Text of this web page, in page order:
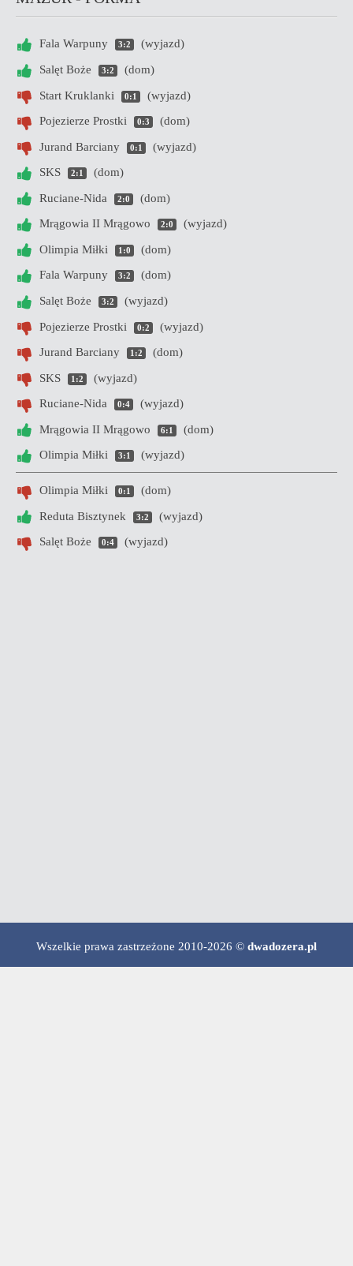
Fala Warpuny 3:2 (wyjazd)
Salęt Boże 3:2 (dom)
Start Kruklanki 0:1 (wyjazd)
Pojezierze Prostki 0:3 (dom)
Jurand Barciany 0:1 (wyjazd)
SKS 2:1 (dom)
Ruciane-Nida 2:0 (dom)
Mrągowia II Mrągowo 2:0 (wyjazd)
Olimpia Miłki 1:0 (dom)
Fala Warpuny 3:2 (dom)
Salęt Boże 3:2 (wyjazd)
Pojezierze Prostki 0:2 (wyjazd)
Jurand Barciany 1:2 (dom)
SKS 1:2 (wyjazd)
Ruciane-Nida 0:4 (wyjazd)
Mrągowia II Mrągowo 6:1 (dom)
Olimpia Miłki 3:1 (wyjazd)
Olimpia Miłki 0:1 (dom)
Reduta Bisztynek 3:2 (wyjazd)
Salęt Boże 0:4 (wyjazd)
Wszelkie prawa zastrzeżone 2010-2026 © dwadozera.pl